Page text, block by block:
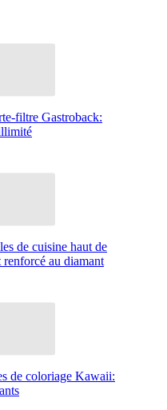
filtre Gastroback:
de cuisine haut de
renforcé au diamant
de coloriage Kawaii: